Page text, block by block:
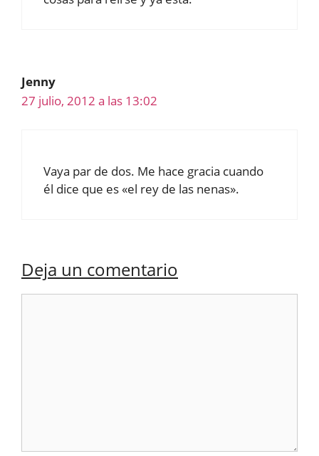
Jenny
27 julio, 2012 a las 13:02
Vaya par de dos. Me hace gracia cuando
él dice que es «el rey de las nenas».
Deja un comentario